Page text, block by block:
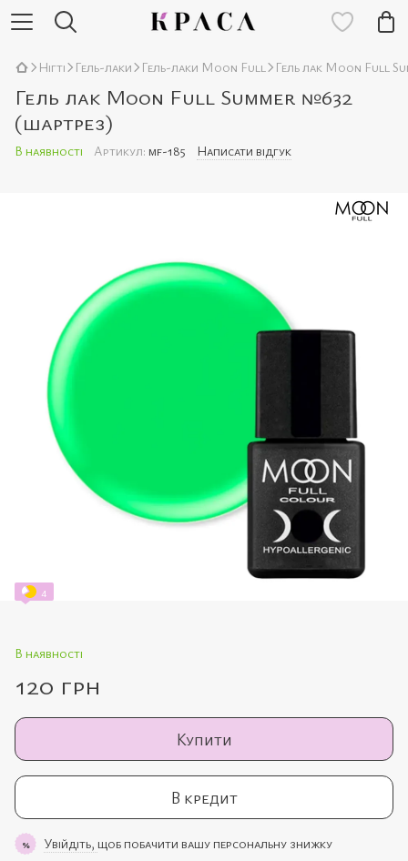
Нігті Гель-лаки Гель-лаки Moon Full Гель лак Moon Full
Гель лак Moon Full Summer №632
(шартрез)
В наявності Артикул: mf-185 Написати відгук
4
В наявності
120 грн
Купити
В кредит
% Увійдіть, щоб побачити вашу персональну знижку